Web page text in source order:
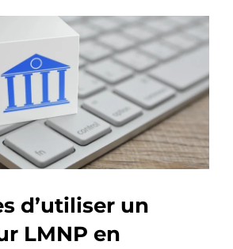
d’utiliser un
LMNP en